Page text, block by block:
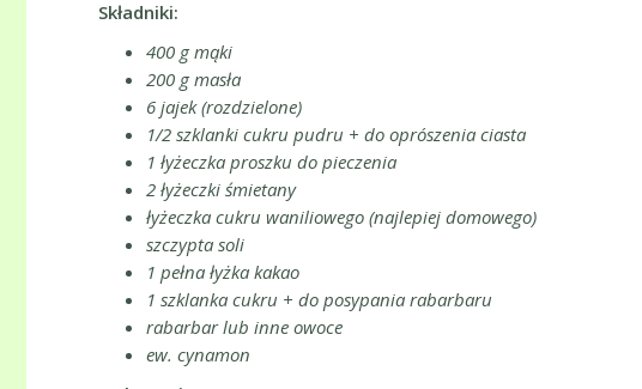
Składniki:
400 g mąki
200 g masła
6 jajek (rozdzielone)
1/2 szklanki cukru pudru + do oprószenia ciasta
1 łyżeczka proszku do pieczenia
2 łyżeczki śmietany
łyżeczka cukru waniliowego (najlepiej domowego)
szczypta soli
1 pełna łyżka kakao
1 szklanka cukru + do posypania rabarbaru
rabarbar lub inne owoce
ew. cynamon